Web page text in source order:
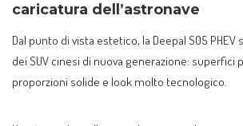
caricatura dell’astronave
Dal punto di vista estetico, la Deepal S05
dei SUV cinesi di nuova generazione: superfici
proporzioni solide e look molto tecnologico.